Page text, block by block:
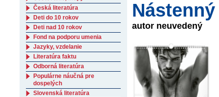
autor neuvedený
Česká literatúra
Deti do 10 rokov
Deti nad 10 rokov
Fond na podporu umenia
Jazyky, vzdelanie
Literatúra faktu
Odborná literatúra
Populárne náučná pre
dospelých
Slovenská literatúra